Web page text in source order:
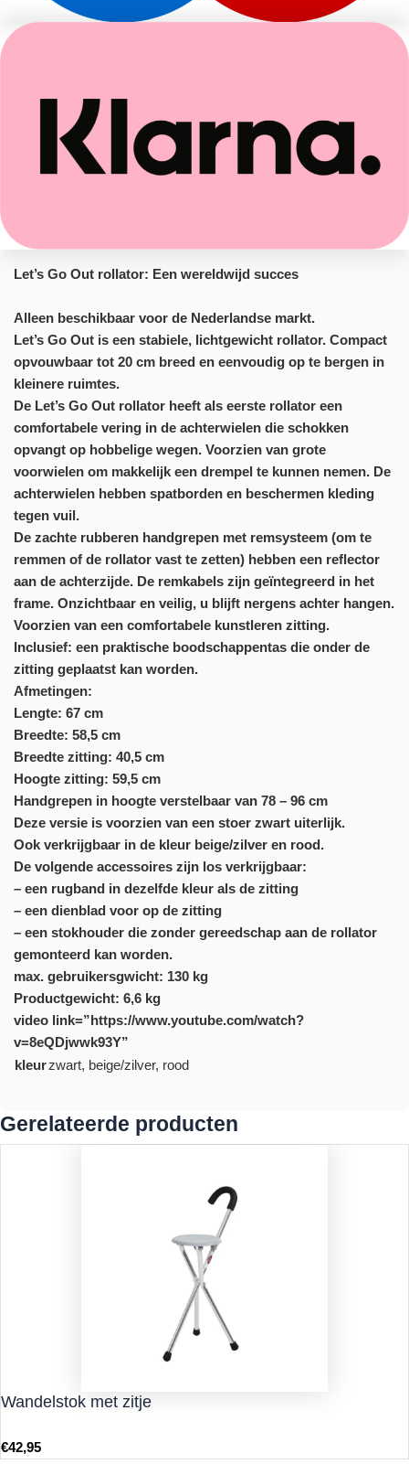
Let’s Go Out rollator: Een wereldwijd succes
Alleen beschikbaar voor de Nederlandse markt.
Let’s Go Out is een stabiele, lichtgewicht rollator. Compact
opvouwbaar tot 20 cm breed en eenvoudig op te bergen in
kleinere ruimtes.
De Let’s Go Out rollator heeft als eerste rollator een
comfortabele vering in de achterwielen die schokken
opvangt op hobbelige wegen. Voorzien van grote
voorwielen om makkelijk een drempel te kunnen nemen. De
achterwielen hebben spatborden en beschermen kleding
tegen vuil.
De zachte rubberen handgrepen met remsysteem (om te
remmen of de rollator vast te zetten) hebben een reflector
aan de achterzijde. De remkabels zijn geïntegreerd in het
frame. Onzichtbaar en veilig, u blijft nergens achter hangen.
Voorzien van een comfortabele kunstleren zitting.
Inclusief: een praktische boodschappentas die onder de
zitting geplaatst kan worden.
Afmetingen:
Lengte: 67 cm
Breedte: 58,5 cm
Breedte zitting: 40,5 cm
Hoogte zitting: 59,5 cm
Handgrepen in hoogte verstelbaar van 78 – 96 cm
Deze versie is voorzien van een stoer zwart uiterlijk.
Ook verkrijgbaar in de kleur beige/zilver en rood.
De volgende accessoires zijn los verkrijgbaar:
– een rugband in dezelfde kleur als de zitting
– een dienblad voor op de zitting
– een stokhouder die zonder gereedschap aan de rollator
gemonteerd kan worden.
max. gebruikersgwicht: 130 kg
Productgewicht: 6,6 kg
video link=”https://www.youtube.com/watch?
v=8eQDjwwk93Y”
kleurzwart, beige/zilver, rood
Gerelateerde producten
Wandelstok met zitje
€42,95